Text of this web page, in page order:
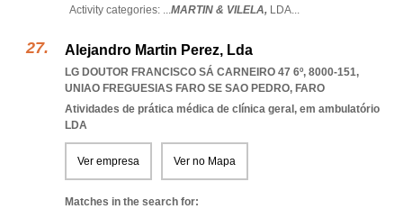
Activity categories: ...MARTIN & VILELA, LDA...
Alejandro Martin Perez, Lda
LG DOUTOR FRANCISCO SÁ CARNEIRO 47 6º, 8000-151,
UNIAO FREGUESIAS FARO SE SAO PEDRO, FARO
Atividades de prática médica de clínica geral, em ambulatório
LDA
Ver empresa Ver no Mapa
Matches in the search for: